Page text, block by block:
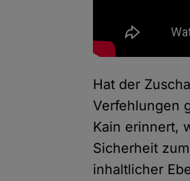
Hat der
Verfehlungen
Kain erinnert,
Sicherheit
inhaltlicher